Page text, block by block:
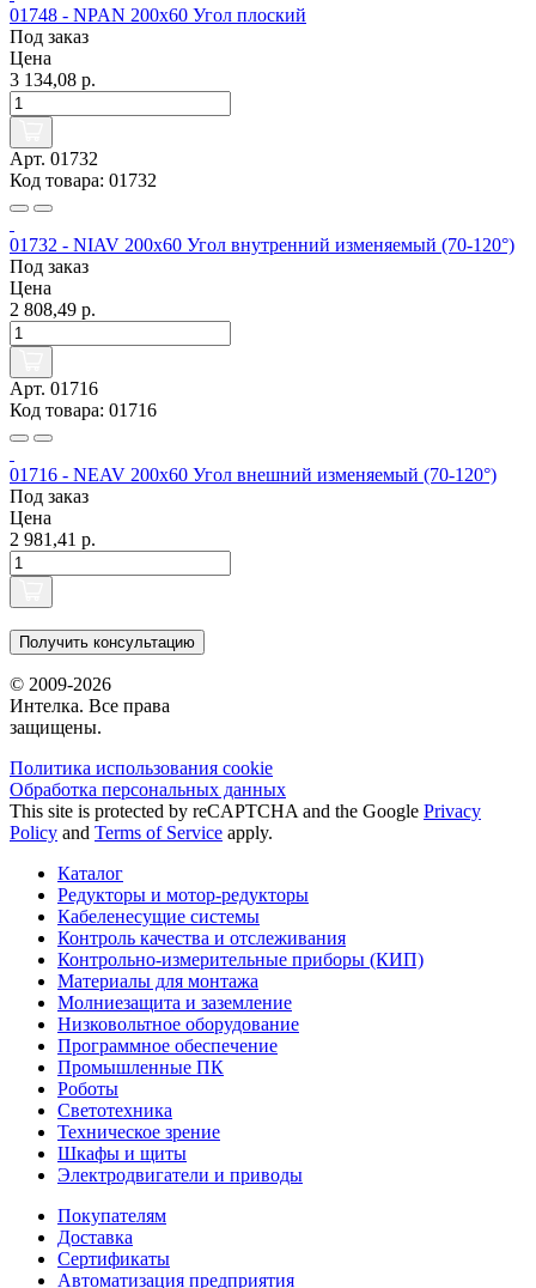
01748 - NPAN 200x60 Угол плоский
Под заказ
Цена
3 134,08 р.
Арт. 01732
Код товара: 01732
01732 - NIAV 200x60 Угол внутренний изменяемый (70-120°)
Под заказ
Цена
2 808,49 р.
Арт. 01716
Код товара: 01716
01716 - NEAV 200x60 Угол внешний изменяемый (70-120°)
Под заказ
Цена
2 981,41 р.
Получить консультацию
© 2009-2026
Интелка. Все права
защищены.
Политика использования сookie
Обработка персональных данных
This site is protected by reCAPTCHA and the Google Privacy
Policy and Terms of Service apply.
Каталог
Редукторы и мотор-редукторы
Кабеленесущие системы
Контроль качества и отслеживания
Контрольно-измерительные приборы (КИП)
Материалы для монтажа
Молниезащита и заземление
Низковольтное оборудование
Программное обеспечение
Промышленные ПК
Роботы
Светотехника
Техническое зрение
Шкафы и щиты
Электродвигатели и приводы
Покупателям
Доставка
Сертификаты
Автоматизация предприятия